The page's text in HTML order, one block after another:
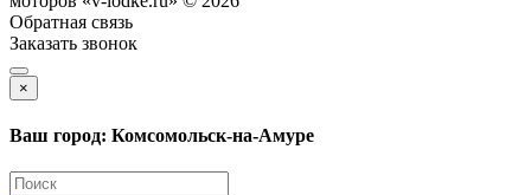
Обратная связь
Заказать звонок
×
Ваш город: Комсомольск-на-Амуре